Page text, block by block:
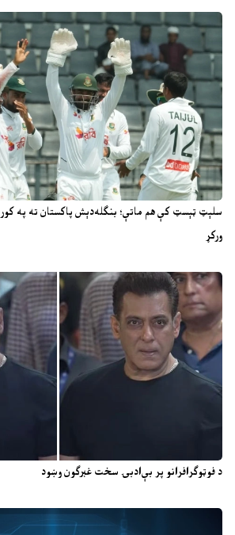
سلېټ ټېسټ کې هم ماتې؛ بنګله‌دېش پاکستان ته په
ورکړ
د فوټوګرافرانو پر بې‌ادبۍ سخت غبرګون وښود